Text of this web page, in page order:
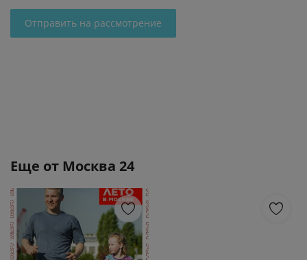
Отправить на рассмотрение
Еще от Москва 24